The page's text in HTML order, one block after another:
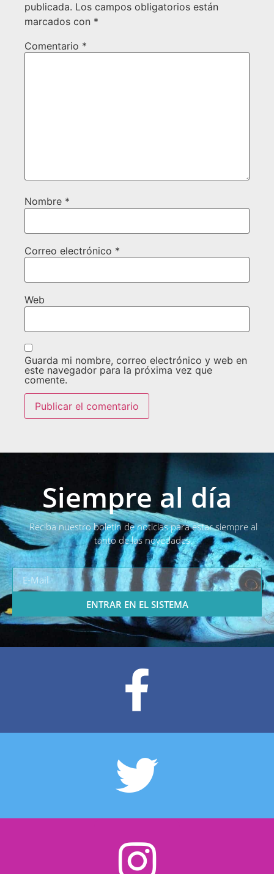
publicada. Los campos obligatorios están
marcados con *
Comentario *
Nombre *
Correo electrónico *
Web
Guarda mi nombre, correo electrónico y web en
este navegador para la próxima vez que
comente.
Siempre al día
Reciba nuestro boletín de noticias para estar siempre al
tanto de las novedades.
ENTRAR EN EL SISTEMA